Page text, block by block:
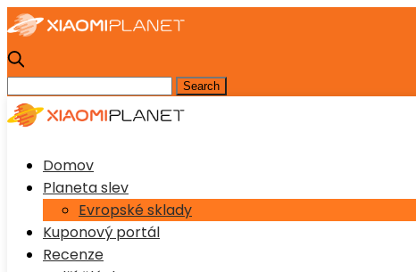
Domov
Planeta slev
Evropské sklady
Kuponový portál
Recenze